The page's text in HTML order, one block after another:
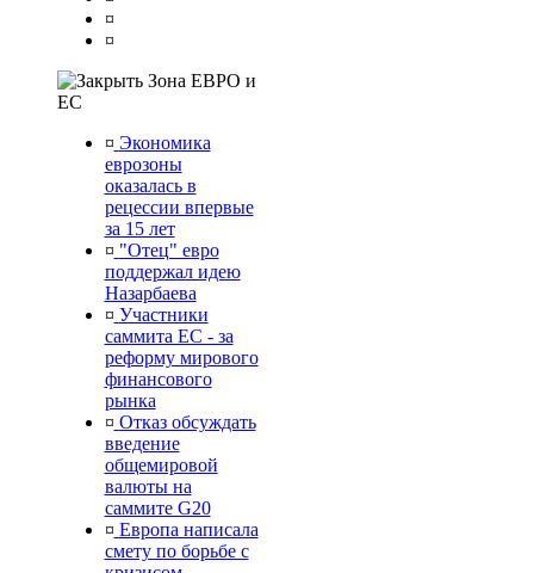
¤
¤
Зона ЕВРО и
ЕС
¤ Экономика
еврозоны
оказалась в
рецессии впервые
за 15 лет
¤ "Отец" евро
поддержал идею
Назарбаева
¤ Участники
саммита ЕС - за
реформу мирового
финансового
рынка
¤ Отказ обсуждать
введение
общемировой
валюты на
саммите G20
¤ Европа написала
смету по борьбе с